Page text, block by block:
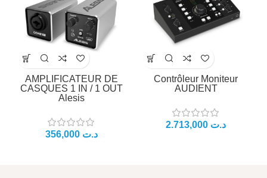
AMPLIFICATEUR DE
CASQUES 1 IN / 1 OUT
Alesis
د.ت
Contrôleur Moniteur
AUDIENT
د.ت